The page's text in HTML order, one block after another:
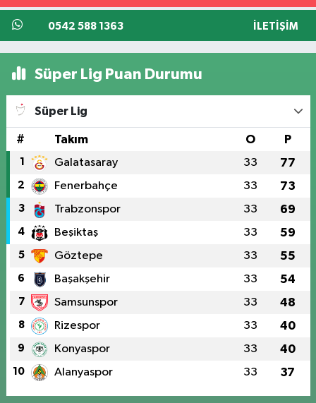
0542 588 1363 İLETIŞIM
Süper Lig Puan Durumu
Süper Lig
# Takım O P
1 Galatasaray 33 77
2 Fenerbahçe 33 73
3 Trabzonspor 33 69
4 Beşiktaş 33 59
5 Göztepe 33 55
6 Başakşehir 33 54
7 Samsunspor 33 48
8 Rizespor 33 40
9 Konyaspor 33 40
10 Alanyaspor 33 37